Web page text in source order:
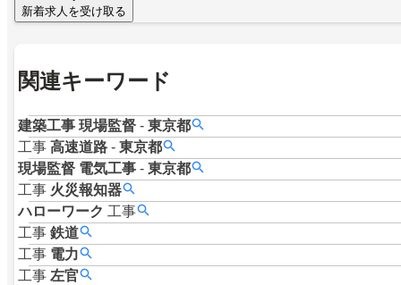
新着求人を受け取る
関連キーワード
建築工事 現場監督 - 東京都
工事 高速道路 - 東京都
現場監督 電気工事 - 東京都
工事 火災報知器
ハローワーク 工事
工事 鉄道
工事 電力
工事 左官